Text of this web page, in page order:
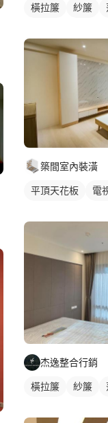
橫拉簾 紗簾
築間室內裝潢
平頂天花板 電
杰逸整合行銷
橫拉簾 紗簾